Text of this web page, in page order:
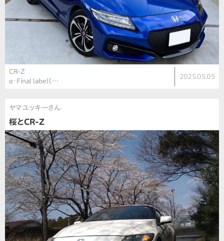
CR-Z
α・Final label（…
2025.05.05
ヤマユッキーさん
桜とCR-Z